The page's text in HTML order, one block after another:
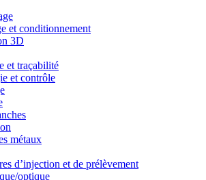
et conditionnement
3D
et traçabilité
et contrôle
métaux
d’injection et de prélèvement
optique